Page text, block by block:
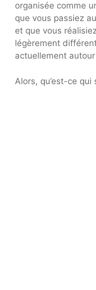
organisée comme
que vous passiez
et que vous
légèrement
actuellement
Alors, qu’est-ce qui